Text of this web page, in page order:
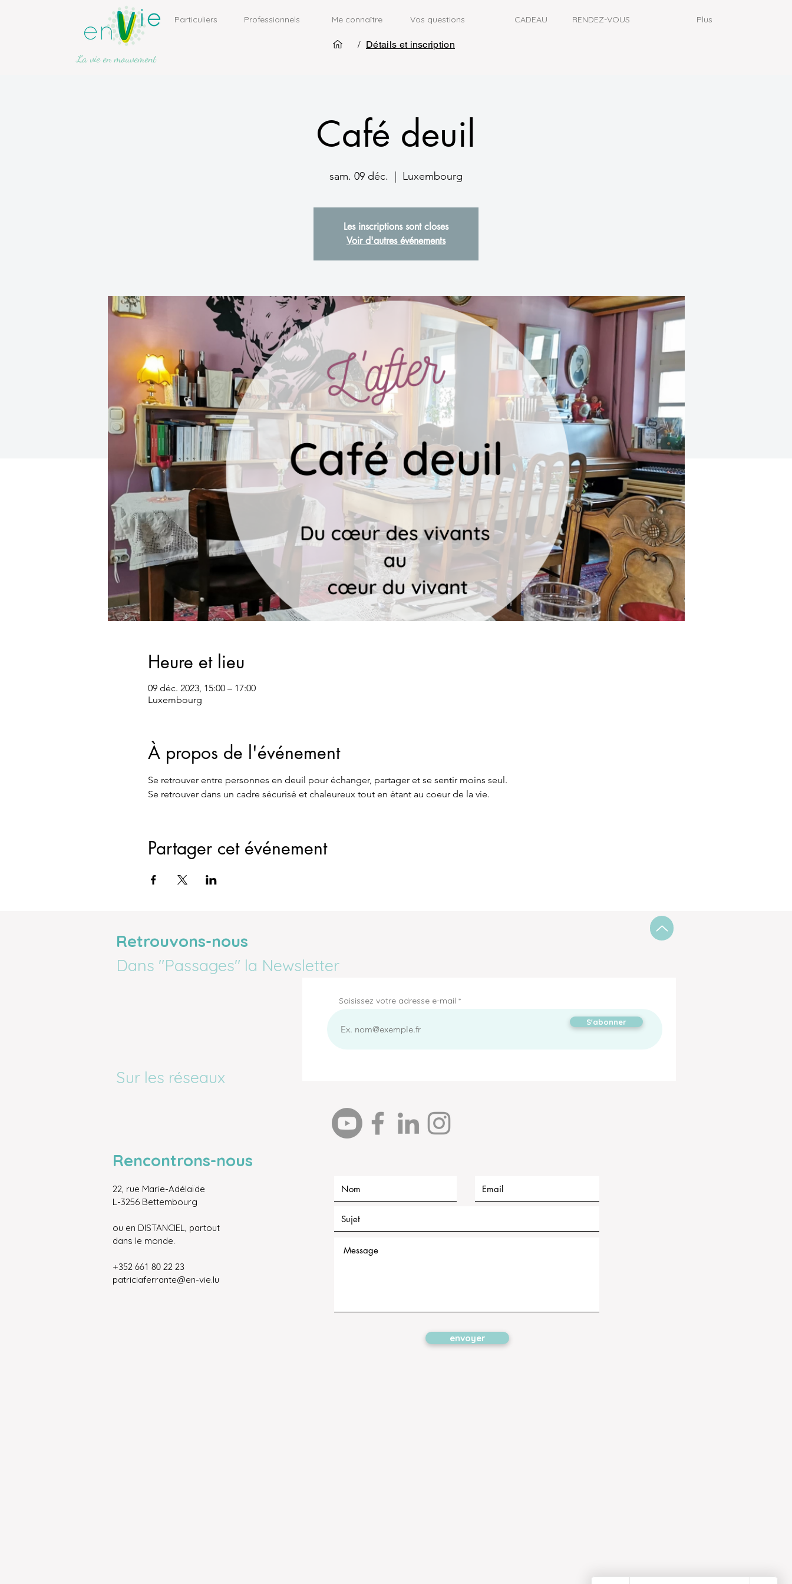
Particuliers Professionnels Me connaître Vos questions CADEAU RENDEZ-VOUS Plus
/ Détails et inscription
La vie en mouvement
Café deuil
sam. 09 déc. Luxembourg
Les inscriptions sont closes
Voir d'autres événements
Heure et lieu
09 déc. 2023, 15:00 – 17:00
Luxembourg
À propos de l'événement
Se retrouver entre personnes en deuil pour échanger, partager et se sentir moins seul.
Se retrouver dans un cadre sécurisé et chaleureux tout en étant au coeur de la vie.
Partager cet événement
Retrouvons-nous
Dans "Passages" la Newsletter
Sur les réseaux
Saisissez votre adresse e-mail
S'abonner
Rencontrons-nous
22, rue Marie-Adélaïde
L-3256 Bettembourg
ou en DISTANCIEL, partout
dans le monde.
+352 661 80 22 23
patriciaferrante@en-vie.lu
envoyer